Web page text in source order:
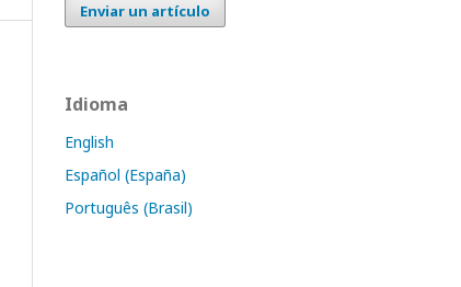
Enviar un artículo
Idioma
English
Español (España)
Português (Brasil)